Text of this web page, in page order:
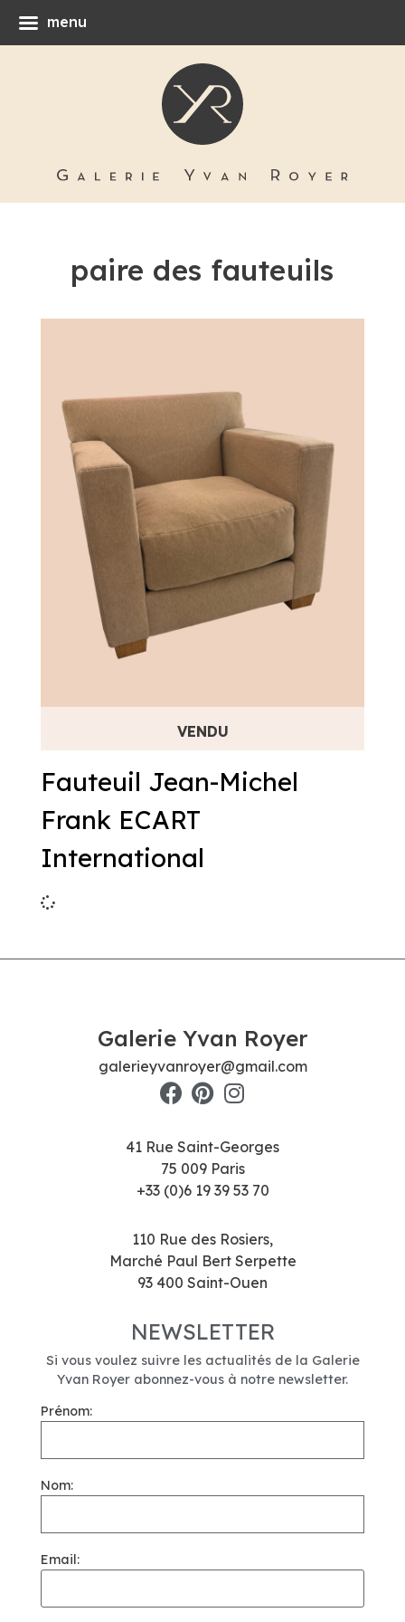
paire des fauteuils
Fauteuil Jean-Michel
Frank ECART
International
Galerie Yvan Royer
galerieyvanroyer@gmail.com
41 Rue Saint-Georges
75 009 Paris
+33 (0)6 19 39 53 70
110 Rue des Rosiers,
Marché Paul Bert Serpette
93 400 Saint-Ouen
NEWSLETTER
Si vous voulez suivre les actualités de la Galerie
Yvan Royer abonnez-vous à notre newsletter.
Prénom:
Nom:
Email:
menu